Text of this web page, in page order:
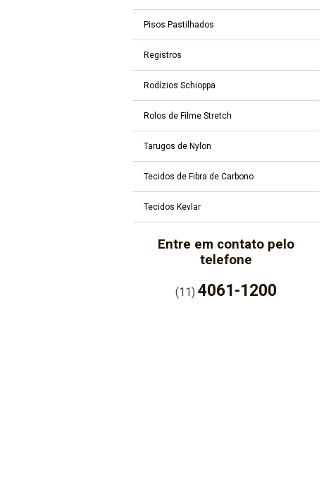
Pisos Pastilhados
Registros
Rodízios Schioppa
Rolos de Filme Stretch
Tarugos de Nylon
Tecidos de Fibra de Carbono
Tecidos Kevlar
Entre em contato pelo
telefone
(11)4061-1200